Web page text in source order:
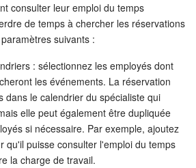
consulter leur emploi du temps
de temps à chercher les réservations
suivants :
: sélectionnez les employés dont
les événements. La réservation
dans le calendrier du spécialiste qui
elle peut également être dupliquée
si nécessaire. Par exemple, ajoutez
qu'il puisse consulter l'emploi du temps
la charge de travail.